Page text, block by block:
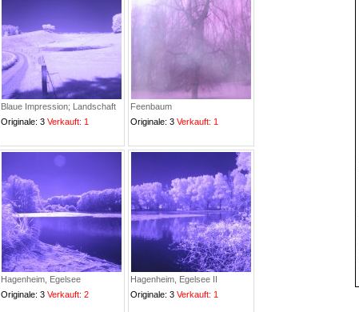
Blaue Impression; Landschaft
Originale: 3 Verkauft: 1
Feenbaum
Originale: 3 Verkauft: 1
Hagenheim, Egelsee
Originale: 3 Verkauft: 2
Hagenheim, Egelsee II
Originale: 3 Verkauft: 1